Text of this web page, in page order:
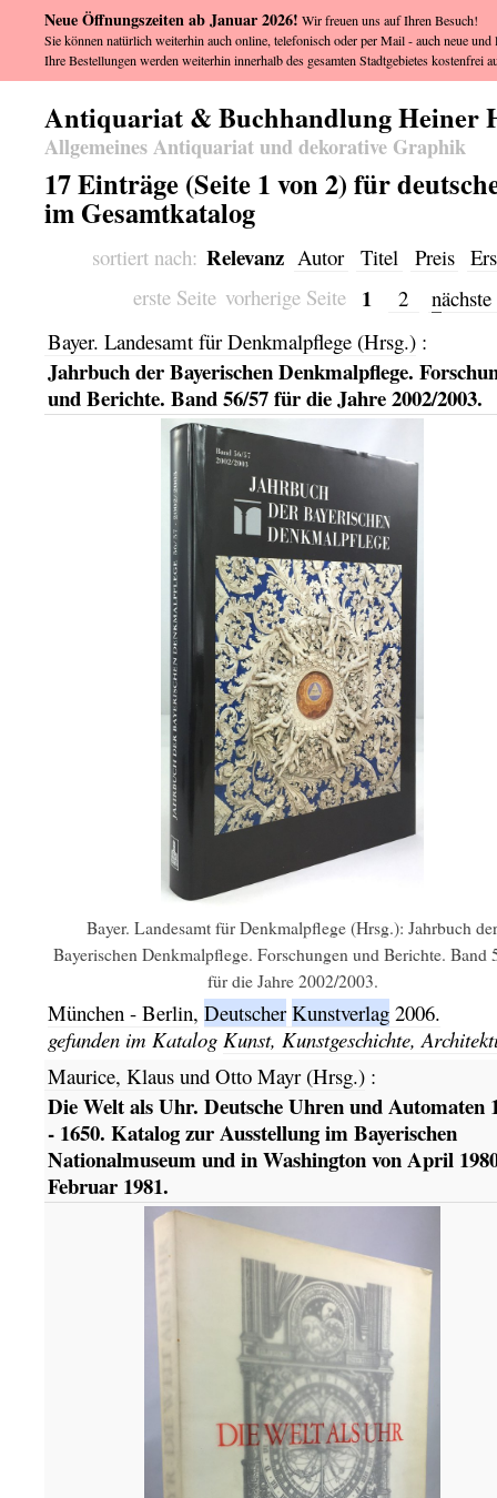
Antiquariat & Buchhandlung Heiner
Allgemeines Antiquariat und dekorative Graphik
17 Einträge (Seite 1 von 2) für
im Gesamtkatalog
sortiert nach: Relevanz Autor Titel Preis
erste Seite vorherige Seite 1 2 n
Bayer. Landesamt für Denkmalpflege (Hrsg.):
Jahrbuch der Bayerischen Denkmalpflege.
und Berichte. Band 56/57 für die Jahre 2002/2003.
Bayer. Landesamt für Denkmalpflege (Hrsg.): Jahrbuch der
Bayerischen Denkmalpflege. Forschungen und Berichte. Band
für die Jahre 2002/2003.
München - Berlin, Deutscher Kunstverlag 2006.
gefunden im Katalog Kunst, Kunstgeschichte,
Maurice, Klaus und Otto Mayr (Hrsg.):
Die Welt als Uhr. Deutsche Uhren und Automaten
- 1650. Katalog zur Ausstellung im Bayerischen
Nationalmuseum und in Washington von April
Februar 1981.
Neue Öffnungszeiten ab Januar 2026! Wir freuen uns auf Ihren Besuch!
Sie können natürlich weiterhin auch online, telefonisch oder per Mail - auch neue
Ihre Bestellungen werden weiterhin innerhalb des gesamten Stadtgebietes kostenfrei